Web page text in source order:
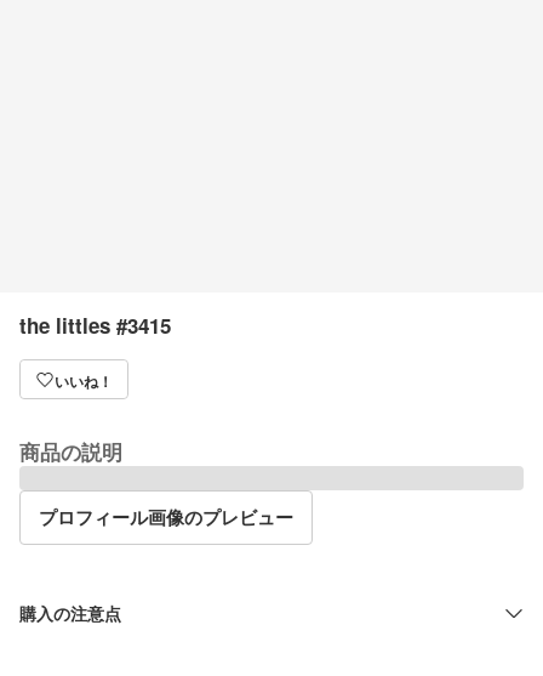
the littles #3415
いいね！
商品の説明
プロフィール画像のプレビュー
購入の注意点